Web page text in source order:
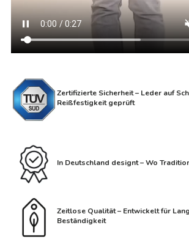
Zertifizierte Sicherheit – Leder auf
Reißfestigkeit geprüft
In Deutschland designt – Wo
Zeitlose Qualität – Entwickelt für
Beständigkeit